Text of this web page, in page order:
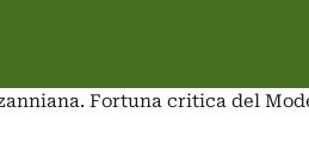
Fortuna critica del